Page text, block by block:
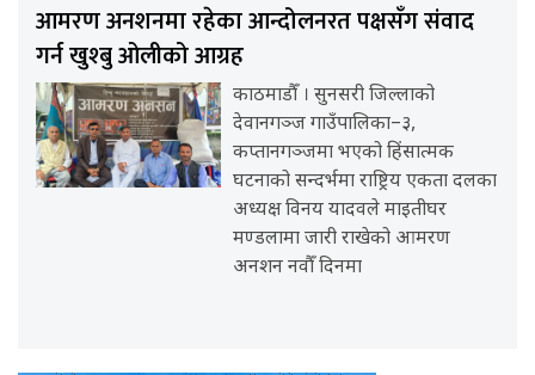
आमरण अनशनमा रहेका आन्दोलनरत पक्षसँग संवाद
गर्न खुश्बु ओलीको आग्रह
काठमाडौँ । सुनसरी जिल्लाको
देवानगञ्ज गाउँपालिका–३,
कप्तानगञ्जमा भएको हिंसात्मक
घटनाको सन्दर्भमा राष्ट्रिय एकता दलका
अध्यक्ष विनय यादवले माइतीघर
मण्डलामा जारी राखेको आमरण
अनशन नवौँ दिनमा